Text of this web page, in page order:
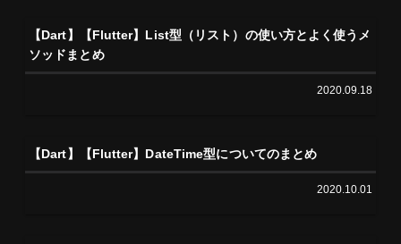
【Dart】【Flutter】List型（リスト）の使い方とよく使うメ
ソッドまとめ
2020.09.18
【Dart】【Flutter】DateTime型についてのまとめ
2020.10.01